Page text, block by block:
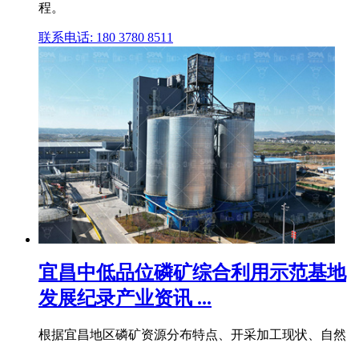
程。
联系电话: 180 3780 8511
宜昌中低品位磷矿综合利用示范基地
发展纪录产业资讯 ...
根据宜昌地区磷矿资源分布特点、开采加工现状、自然